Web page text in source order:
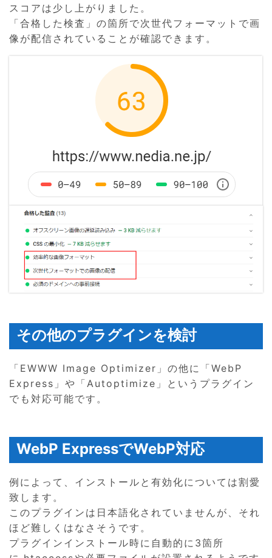
スコアは少し上がりました。
「合格した検査」の箇所で次世代フォーマットで画
像が配信されていることが確認できます。
その他のプラグインを検討
「EWWW Image Optimizer」の他に「WebP
Express」や「Autoptimize」というプラグイン
でも対応可能です。
WebP ExpressでWebP対応
例によって、インストールと有効化については割愛
致します。
このプラグインは日本語化されていませんが、それ
ほど難しくはなさそうです。
プラグインインストール時に自動的に3箇所